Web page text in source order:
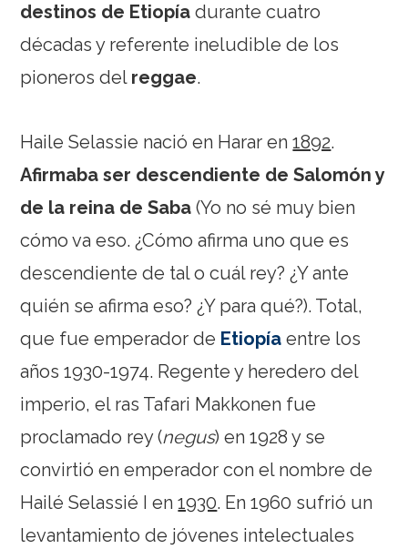
destinos de Etiopíadurante cuatro
décadas y referente ineludible de los
pioneros del reggae.
Haile Selassie nació en Harar en1892.
Afirmaba ser descendiente de Salomón y
de la reina de Saba (Yo no sé muy bien
cómo va eso. ¿Cómo afirma uno que es
descendiente de tal o cuál rey? ¿Y ante
quién se afirma eso? ¿Y para qué?). Total,
que fue emperador de Etiopíaentre los
años 1930-1974. Regente y heredero del
imperio, el ras Tafari Makkonen fue
proclamado rey (negus) en 1928 y se
convirtió en emperador con el nombre de
Hailé Selassié I en1930. En 1960 sufrió un
levantamiento de jóvenes intelectuales